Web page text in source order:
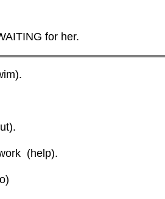
for her.
).
(help).
)